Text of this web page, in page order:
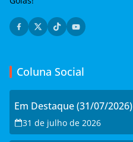
Coluna Social
Em Destaque (31/07/2026)
31 de julho de 2026